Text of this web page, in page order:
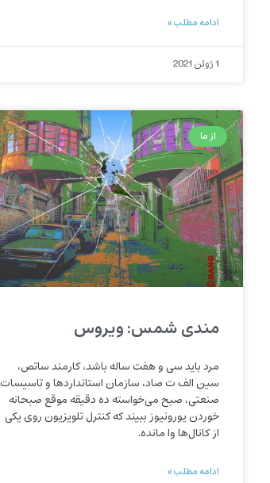
ادامه مطلب »
1 ژوئن 2021
از ما
مندی شمس: ویروس
مرد باید سی و هفت ساله باشد، کارمند ساتص،
سین الف ت صاد، سازمان استانداردها و تاسیسات
صنعتی، صبح می‌خواسته ده دقیقه موقع صبحانه
خوردن یورونیوز ببیند که کنترل تلویزیون روی یکی
از کانال‌ها وا مانده.
ادامه مطلب »